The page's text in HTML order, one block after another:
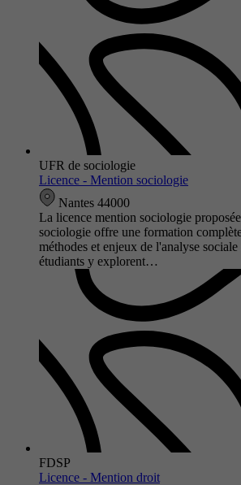
UFR de sociologie
Licence - Mention sociologie
Nantes 44000
La licence mention sociologie
sociologie offre une formation
méthodes et enjeux de l'analyse
étudiants y explorent…
FDSP
Licence - Mention droit